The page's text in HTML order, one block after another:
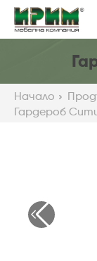
Skip
Main
Начало
Гардероб